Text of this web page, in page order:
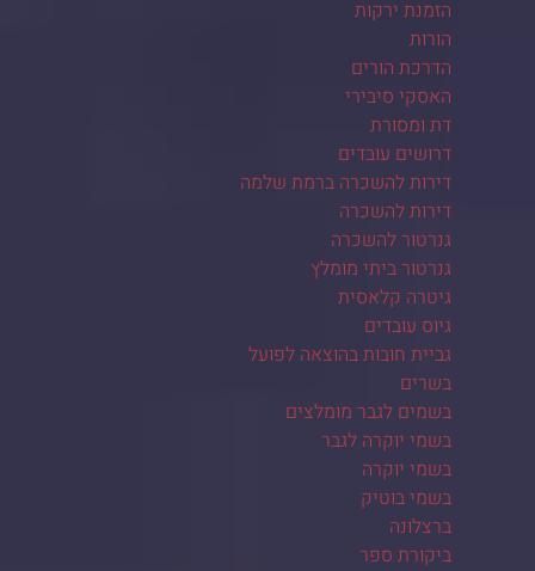
הזמנת ירקות
הורות
הדרכת הורים
האסקי סיבירי
דת ומסורת
דרושים עובדים
דירות להשכרה ברמת שלמה
דירות להשכרה
גנרטור להשכרה
גנרטור ביתי מומלץ
גיטרה קלאסית
גיוס עובדים
גביית חובות בהוצאה לפועל
בשרים
בשמים לגבר מומלצים
בשמי יוקרה לגבר
בשמי יוקרה
בשמי בוטיק
ברצלונה
ביקורת ספר